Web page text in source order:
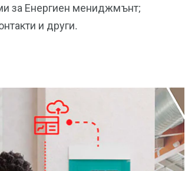
за Енергиен мениджмънт;
и други.